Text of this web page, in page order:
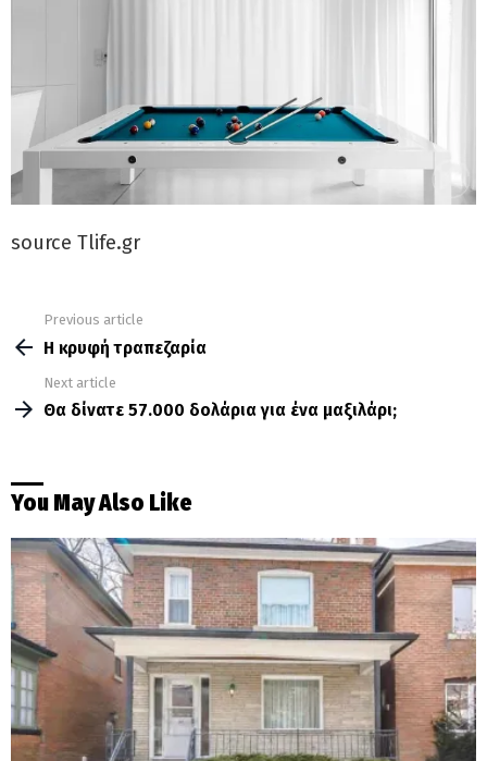
source Tlife.gr
more
Previous article
Η κρυφή τραπεζαρία
Next article
Θα δίνατε 57.000 δολάρια για ένα μαξιλάρι;
You May Also Like